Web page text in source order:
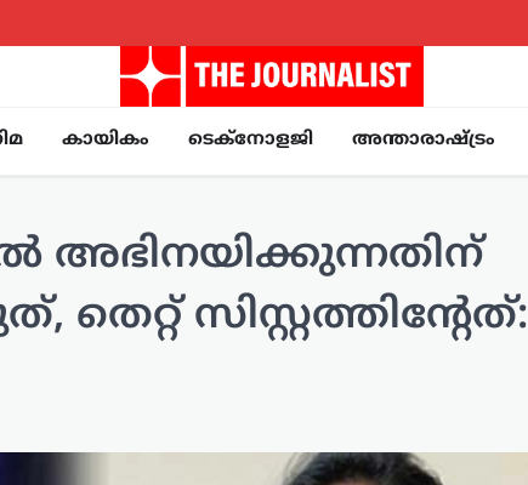
കായികം ടെക്നോളജി അന്താരാഷ്ട്രം
അഭിനയിക്കുന്നതിന്
തെറ്റ് സിസ്റ്റത്തിന്റേത്: